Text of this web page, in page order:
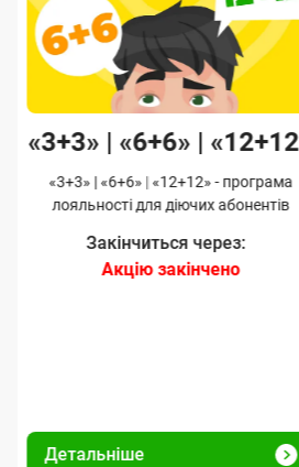
«3+3» | «6+6» |
«3+3» | «6+6» | «12+12» - програма
лояльності для діючих абонентів
Закінчиться через:
Акцію закінчено
Детальніше